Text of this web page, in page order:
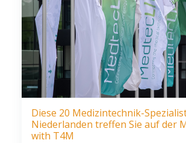
Diese 20 Medizintechnik-
Niederlanden treffen Sie auf der
with T4M